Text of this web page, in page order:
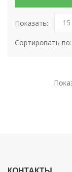
Показать:
Сортировать по: